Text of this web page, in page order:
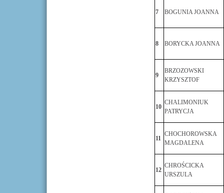
7 BOGUNIA JOANNA
8 BORYCKA JOANNA
9
BRZOZOWSKI
KRZYSZTOF
10
CHALIMONIUK
PATRYCJA
11
CHOCHOROWSKA
MAGDALENA
12
CHROŚCICKA
URSZULA